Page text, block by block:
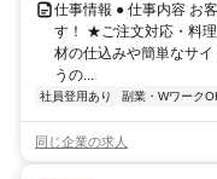
仕事情報 ● 仕事内容 お
す！ ★ご注文対応・料
材の仕込みや簡単なサ
うの...
社員登用あり 副業・Wワーク
同じ企業の求人